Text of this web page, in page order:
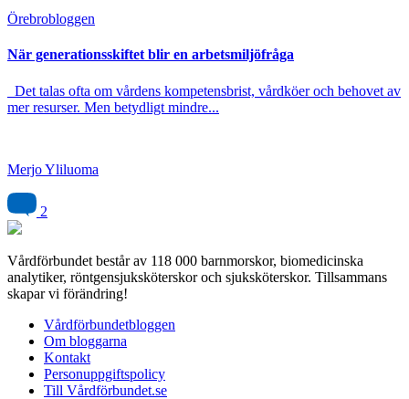
Örebro­bloggen
När generationsskiftet blir en arbetsmiljöfråga
Det talas ofta om vårdens kompetensbrist, vårdköer och behovet av
mer resurser. Men betydligt mindre...
Merjo Yliluoma
2
Vårdförbundet består av 118 000 barnmorskor, biomedicinska
analytiker, röntgensjuksköterskor och sjuksköterskor. Tillsammans
skapar vi förändring!
Vårdförbundetbloggen
Om bloggarna
Kontakt
Personuppgiftspolicy
Till Vårdförbundet.se